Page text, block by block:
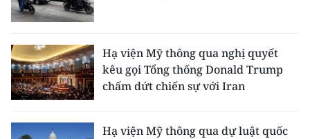
Hạ viện Mỹ thông qua nghị quyết
kêu gọi Tổng thống Donald Trump
chấm dứt chiến sự với Iran
Hạ viện Mỹ thông qua dự luật quốc